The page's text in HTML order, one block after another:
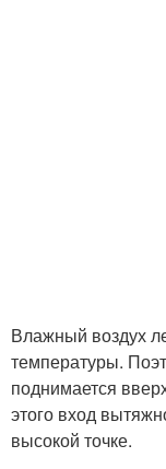
Влажный воздух
температуры.
поднимается
этого вход
высокой точке.